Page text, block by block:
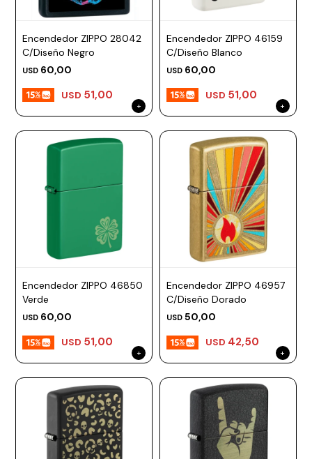
Encendedor ZIPPO 28042
C/Diseño Negro
USD 60,00
USD 51,00
Encendedor ZIPPO 46159
C/Diseño Blanco
USD 60,00
USD 51,00
Encendedor ZIPPO 46850
Verde
USD 60,00
USD 51,00
Encendedor ZIPPO 46957
C/Diseño Dorado
USD 50,00
USD 42,50